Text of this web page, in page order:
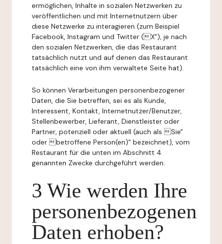
ermöglichen, Inhalte in sozialen Netzwerken zu
veröffentlichen und mit Internetnutzern über
diese Netzwerke zu interagieren (zum Beispiel
Facebook, Instagram und Twitter (X"), je nach
den sozialen Netzwerken, die das Restaurant
tatsächlich nutzt und auf denen das Restaurant
tatsächlich eine von ihm verwaltete Seite hat).
So können Verarbeitungen personenbezogener
Daten, die Sie betreffen, sei es als Kunde,
Interessent, Kontakt, Internetnutzer/Benutzer,
Stellenbewerber, Lieferant, Dienstleister oder
Partner, potenziell oder aktuell (auch als Sie"
oder betroffene Person(en)" bezeichnet), vom
Restaurant für die unten im Abschnitt 4
genannten Zwecke durchgeführt werden.
3 Wie werden Ihre
personenbezogenen
Daten erhoben?